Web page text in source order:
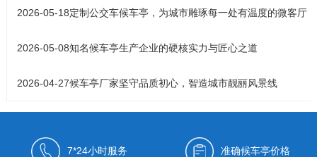
2026-05-18定制公交车候车亭，为城市雕琢每一处有温度的微客厅
2026-05-08知名候车亭生产企业的硬核实力与匠心之道
2026-04-27候车亭厂家坚守品质初心，智造城市靓丽风景线
7*24小时服务 准确候车亭价格